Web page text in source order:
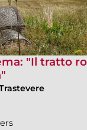
"Il tratto